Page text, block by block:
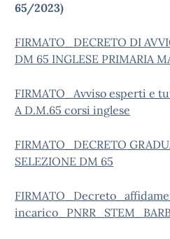
65/2023)
FIRMATO_DECRETO DI
DM 65 INGLESE PRIMARIA
FIRMATO_Avviso esperti e
A D.M.65 corsi inglese
FIRMATO_DECRETO
SELEZIONE DM 65